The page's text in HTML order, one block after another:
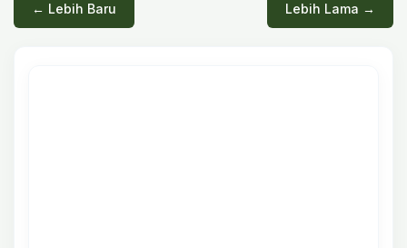
← Lebih Baru Lebih Lama →